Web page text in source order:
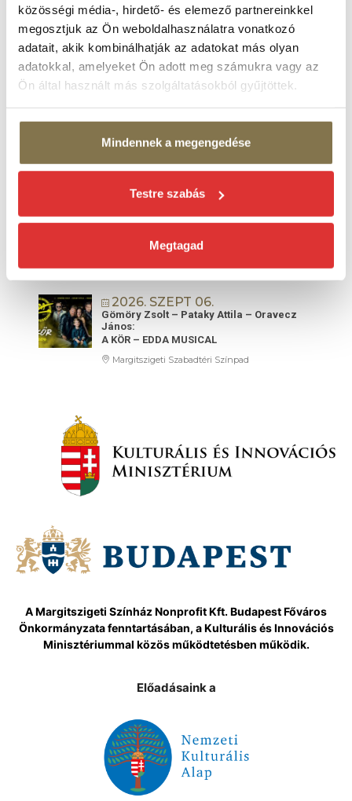
közösségi média-, hirdető- és elemező partnereinkkel
megosztjuk az Ön weboldalhasználatra vonatkozó
adatait, akik kombinálhatják az adatokat más olyan
adatokkal, amelyeket Ön adott meg számukra vagy az
Ön által használt más szolgáltatásokból gyűjtöttek.
Mindennek a megengedése
Testre szabás
Megtagad
Margitszigeti Szabadtéri Színpad
2026. AUG 29.
Szikora Róbert és az R-GO koncert
Margitszigeti Szabadtéri Színpad
SZEPTEMBER 2026
2026. SZEPT 02.
BUDAPEST BÁR koncert
Margitszigeti Szabadtéri Színpad
LONDON COMMUNITY GOSPEL CHOIR
2026. SZEPT 06.
Gömöry Zsolt – Pataky Attila – Oravecz
János:
A KÖR – EDDA MUSICAL
Margitszigeti Szabadtéri Színpad
A Margitszigeti Színház Nonprofit Kft. Budapest Főváros
Önkormányzata fenntartásában, a Kulturális és Innovációs
Minisztériummal közös működtetésben működik.
Előadásaink a